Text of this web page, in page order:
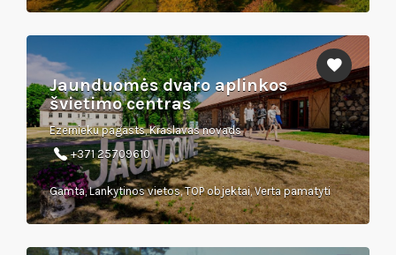
Jaunduomės dvaro aplinkos
švietimo centras
Ezernieku pagasts, Kraslavas novads
+371 25709610
Gamta, Lankytinos vietos, TOP objektai, Verta pamatyti